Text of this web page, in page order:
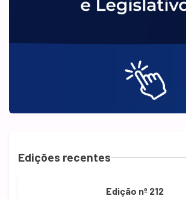
Edições recentes
Edição nº 212